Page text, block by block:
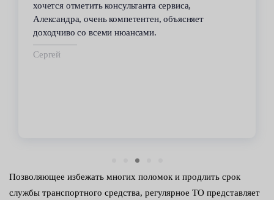
хочется отметить консультанта сервиса,
Александра, очень компетентен, объясняет
доходчиво со всеми нюансами.
Сергей
Позволяющее избежать многих поломок и продлить срок
службы транспортного средства, регулярное ТО представляет